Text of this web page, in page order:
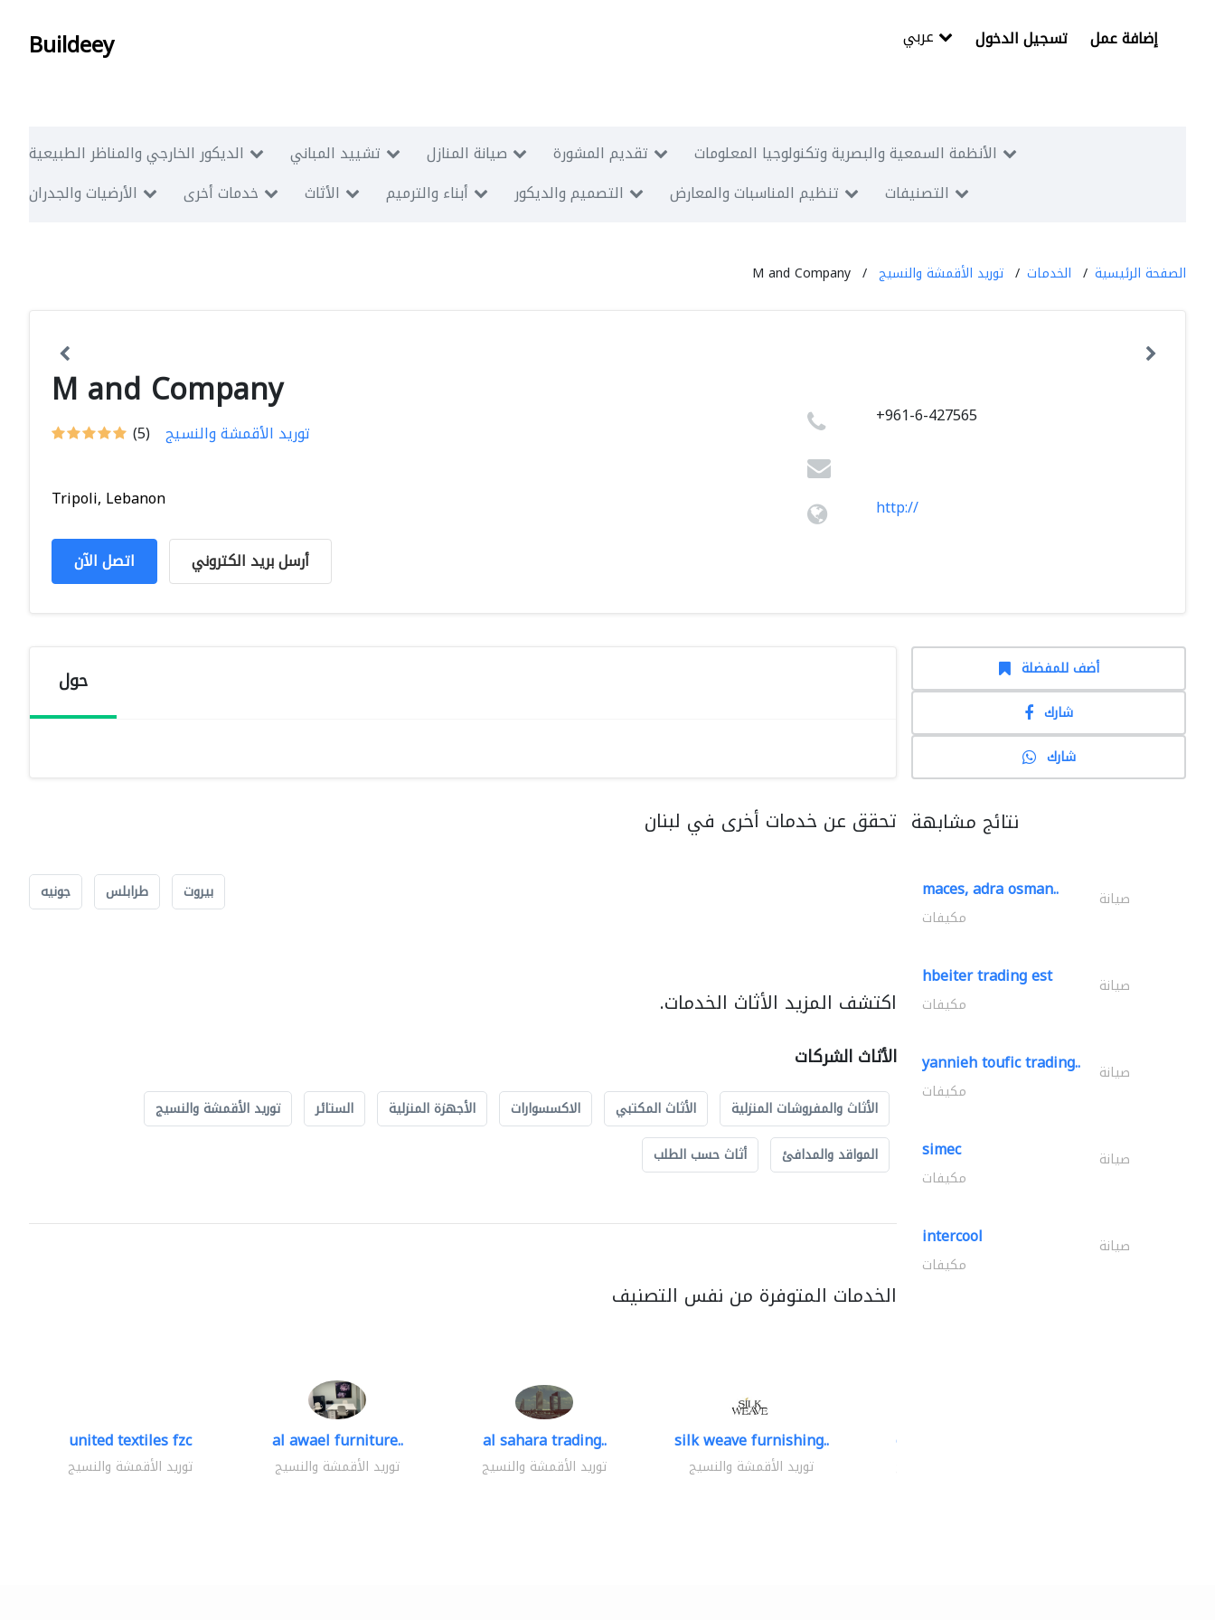
Buildeey تسجيل الدخول إضافة عمل
الديكور الخارجي والمناظر الطبيعية تشييد المباني صيانة المنازل تقديم المشورة
الأنظمة السمعية والبصرية وتكنولوجيا المعلومات
الأرضيات والجدران
خدمات أخرى الأثاث أبناء والترميم التصميم والديكور تنظيم المناسبات والمعارض التصنيفات
الصفحة الرئيسية الخدمات توريد الأقمشة والنسيج M and Company
M and Company
(5) توريد الأقمشة والنسيج
Tripoli, Lebanon
اتصل الآن أرسل بريد الكتروني
+961-6-427565
http://
حول
تحقق عن خدمات أخرى في لبنان
بيروت طرابلس جونيه
اكتشف المزيد الأثاث الخدمات.
الأثاث الشركات
الأثاث والمفروشات المنزلية الأثاث المكتبي الاكسسوارات الأجهزة المنزلية الستائر
توريد الأقمشة والنسيج
المواقد والمدافئ
أثاث حسب الطلب
الخدمات المتوفرة من نفس التصنيف
united textiles fzc
توريد الأقمشة والنسيج
al awael furniture..
توريد الأقمشة والنسيج
al sahara trading..
توريد الأقمشة والنسيج
silk weave furnishing..
توريد الأقمشة والنسيج
chrysels decore llc
أضف للمفضلة
شارك
شارك
نتائج مشابهة
maces, adra osman.. صيانة
مكيفات
hbeiter trading est صيانة
مكيفات
yannieh toufic trading.. صيانة
مكيفات
simec صيانة
مكيفات
intercool صيانة
مكيفات